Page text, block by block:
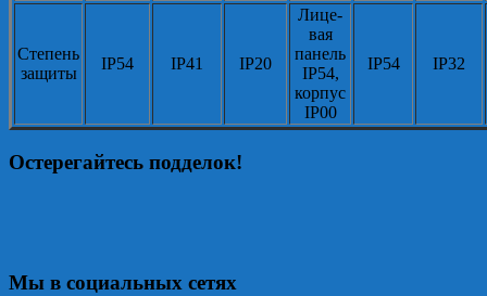
Степень
защиты
IP54 IP41 IP20
Лице-
вая
панель
IP54,
корпус
IP00
IP54 IP32
Остерегайтесь подделок!
Мы в социальных сетях